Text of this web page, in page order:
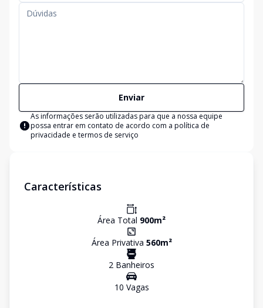
Enviar
As informações serão utilizadas para que a nossa equipe
possa entrar em contato de acordo com a política de
privacidade e termos de serviço
Características
Área Total 900m²
Área Privativa 560m²
2 Banheiros
10 Vagas